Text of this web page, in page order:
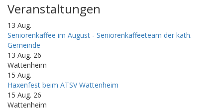
Veranstaltungen
13 Aug.
Seniorenkaffee im August - Seniorenkaffeeteam der kath.
Gemeinde
13 Aug. 26
Wattenheim
15 Aug.
Haxenfest beim ATSV Wattenheim
15 Aug. 26
Wattenheim